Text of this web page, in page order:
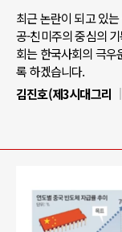
최근 논란이 되고 있
공-친미주의 중심의
회는 한국사회의 극
록 하겠습니다.
김진호(제3시대그리